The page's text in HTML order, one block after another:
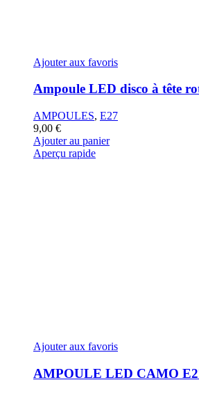
Ajouter aux favoris
Ampoule LED disco à tête
AMPOULES, E27
9,00 €
Ajouter au panier
Aperçu rapide
Ajouter aux favoris
AMPOULE LED CAMO